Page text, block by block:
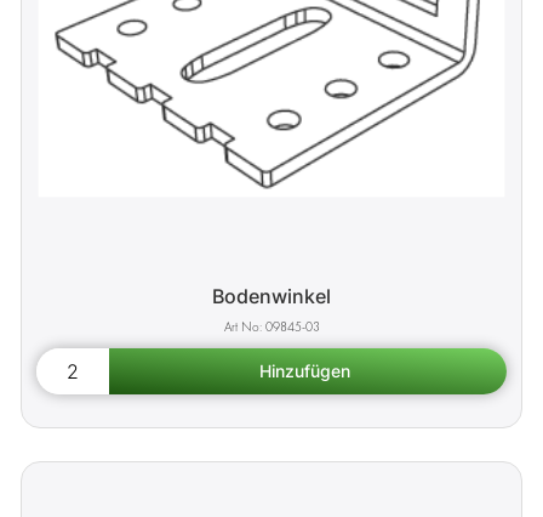
Bodenwinkel
09845-03